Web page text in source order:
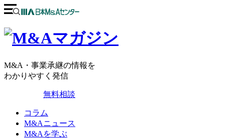
M&A・事業承継の情報を
わかりやすく発信
無料相談
コラム
M&Aニュース
M&Aを学ぶ